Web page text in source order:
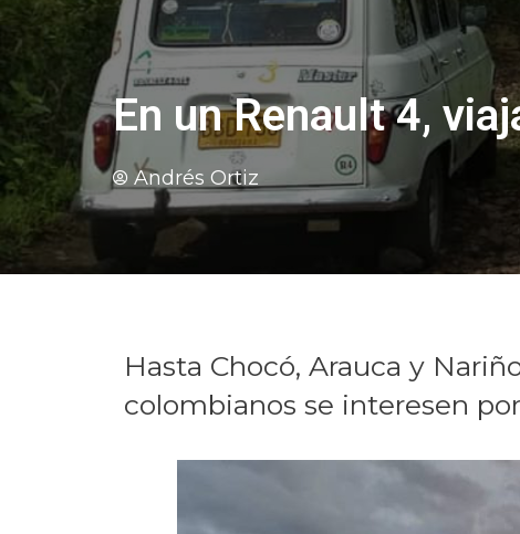
En un Renault 4,
Andrés Ortiz
Hasta Chocó, Arauca y
colombianos se interesen